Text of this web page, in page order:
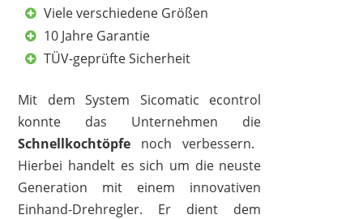
Viele verschiedene Größen
10 Jahre Garantie
TÜV-geprüfte Sicherheit
Mit dem System Sicomatic econtrol
konnte das Unternehmen die
Schnellkochtöpfe noch verbessern.
Hierbei handelt es sich um die neuste
Generation mit einem innovativen
Einhand-Drehregler. Er dient dem